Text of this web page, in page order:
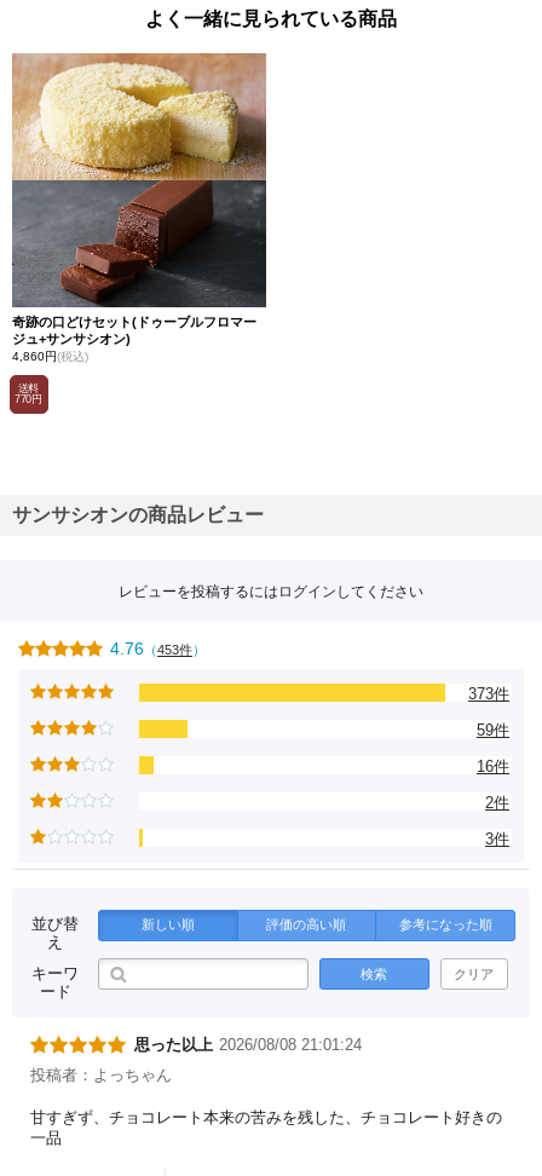
よく一緒に見られている商品
奇跡の口どけセット(ドゥーブルフロマー
ジュ+サンサシオン)
4,860円(税込)
送料
770円
サンサシオンの商品レビュー
レビューを投稿するには ログイン してください
4.76 （453件）
373件
59件
16件
2件
3件
並び替
え
新しい順 評価の高い順 参考になった順
キーワ
ード
検索 クリア
思った以上 2026/08/08 21:01:24
投稿者：よっちゃん
甘すぎず、チョコレート本来の苦みを残した、チョコレート好きの
一品